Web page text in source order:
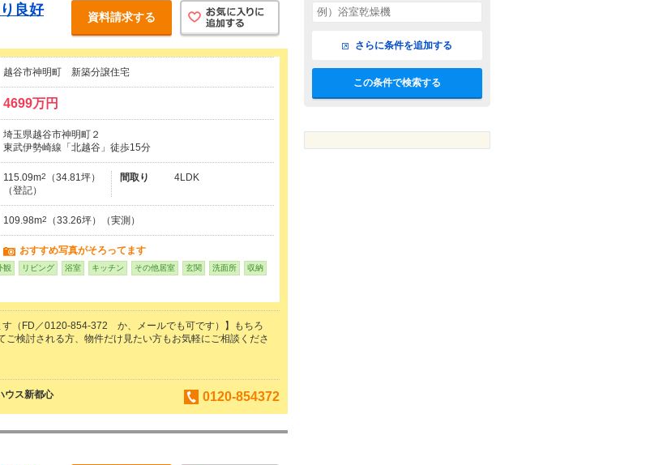
良好
資料請求する
越谷市神明町 新築分譲住宅
4699万円
埼玉県越谷市神明町２
東武伊勢崎線「北越谷」徒歩15分
115.09m2
（34.81坪）
（登記）
間取り 4LDK
109.98m2 （33.26坪）（実測）
おすすめ写真がそろってます
観 リビング 浴室 キッチン その他居室 玄関 洗面所 収納
す（FD／0120-854-372 か、メールでも可です）】もちろ
ご検討される方、物件だけ見たい方もお気軽にご相談くださ
ウス新都心 0120-854372
さらに条件を追加する
この条件で検索する